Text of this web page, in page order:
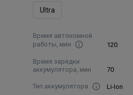
Ultra
Время автономной
работы, мин
120
Время зарядки
аккумулятора, мин
70
Тип аккумулятора Li-Ion